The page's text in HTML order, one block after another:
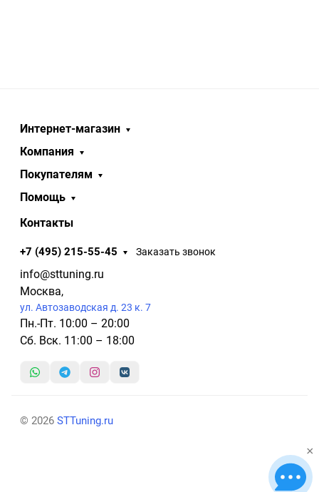
Интернет-магазин
Компания
Покупателям
Помощь
Контакты
+7 (495) 215-55-45 Заказать звонок
info@sttuning.ru
Москва,
ул. Автозаводская д. 23 к. 7
Пн.-Пт. 10:00 – 20:00
Сб. Вск. 11:00 – 18:00
© 2026 STTuning.ru
×